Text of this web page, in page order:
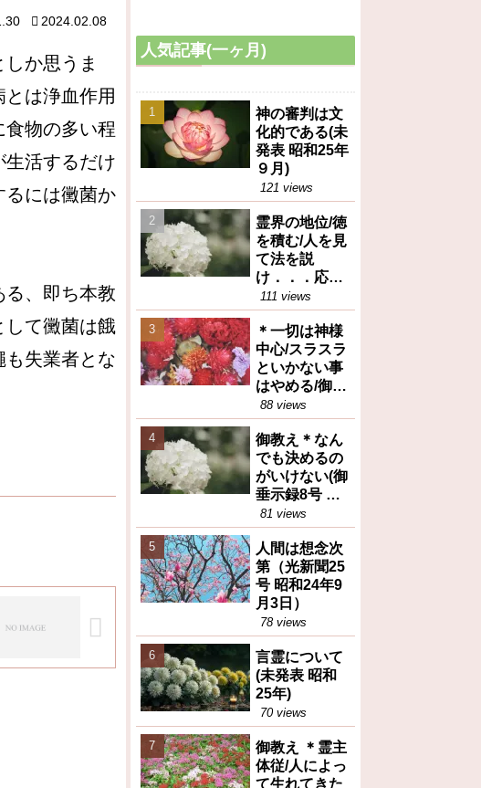
2024.02.08
か思うま
は浄血作用
物の多い程
活するだけ
るには黴菌か
、即ち本教
して黴菌は餓
失業者とな
人気記事(一ヶ月)
神の審判は文
化的である(未
発表 昭和25年
９月)
121 views
霊界の地位/徳
を積む/人を見
て法を説
け．．．応身
（御垂示録16
号昭和27年12
月1日④）
111 views
＊一切は神様
中心/スラスラ
といかない事
はやめる/御任
せ（御垂示録
16号昭和27年
12月1日①）
88 views
御教え＊なん
でも決めるの
がいけない(御
垂示録8号 昭
和27年4月1日
②)
81 views
人間は想念次
第（光新聞25
号 昭和24年9
月3日）
78 views
言霊について
(未発表 昭和
25年)
70 views
御教え ＊霊主
体従/人によっ
て生れてきた